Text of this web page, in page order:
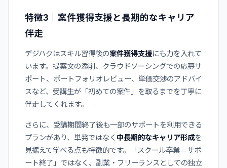
特徴3｜案件獲得支援と長期的なキャリア
伴走
デジハクはスキル習得後の案件獲得支援にも力を入れて
います。提案文の添削、クラウドソーシングでの応募サ
ポート、ポートフォリオレビュー、単価交渉のアドバイ
スなど、受講生が「初めての案件」を取るまでを丁寧に
伴走してくれます。
さらに、受講期間終了後も一部のサポートを利用できる
プランがあり、単発ではなく 中長期的なキャリア形成を
見据えて学べる点も特徴的です。「スクール卒業＝サポ
ート終了」ではなく、副業・フリーランスとしての独立